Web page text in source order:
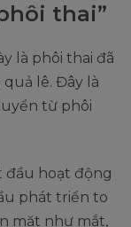
thai”
là phôi thai đã
lê. Đây là
từ phôi
đầu hoạt động
phát triển to
mặt như mắt,